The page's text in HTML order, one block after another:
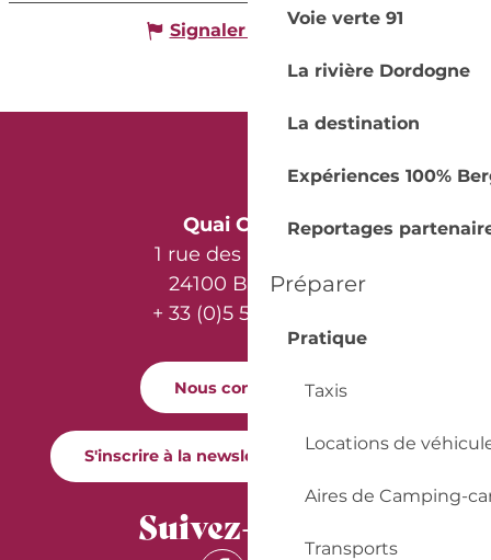
Voie verte 91
La rivière Dordogne
La destination
Expériences 100%
Reportages
Préparer
Pratique
Taxis
Locations de
Aires de Camping-
Transports
Signaler une erreur
Quai Cyrano
1 rue des Récollets
24100 Bergerac
+ 33 (0)5 53 57 03 11
Nous contacter
S'inscrire à la newsletter Quai Cyrano
Suivez-nous !